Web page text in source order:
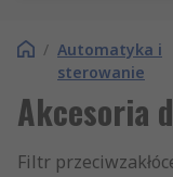
/ Automatyka i
sterowanie
Akcesoria
Filtr